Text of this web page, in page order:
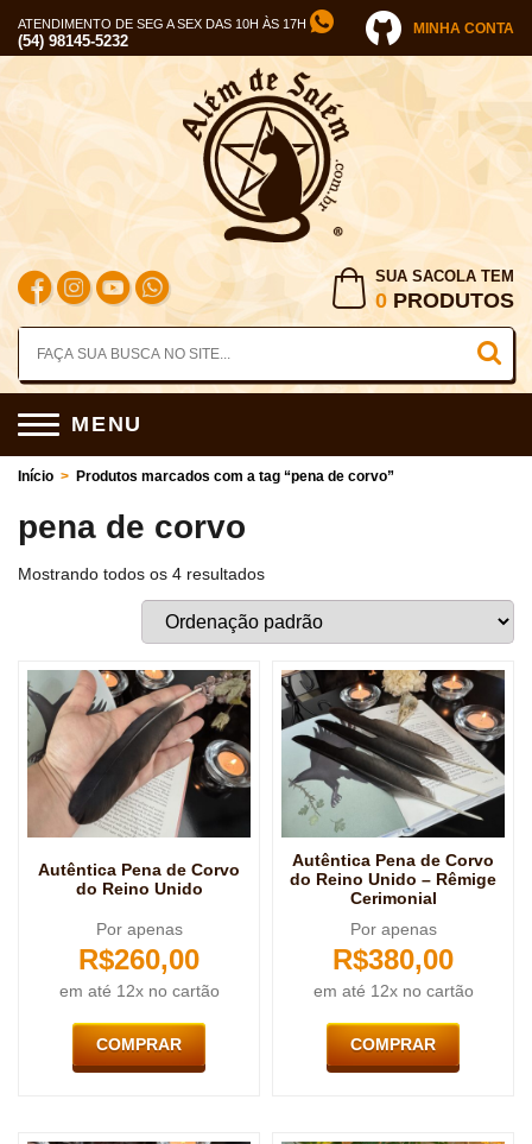
ATENDIMENTO DE SEG A SEX DAS 10H ÀS 17H
(54) 98145-5232
MINHA CONTA
SUA SACOLA TEM
0 PRODUTOS
MENU
Início > Produtos marcados com a tag “pena de corvo”
pena de corvo
Mostrando todos os 4 resultados
Autêntica Pena de Corvo
do Reino Unido
Por apenas
R$260,00
em até 12x no cartão
COMPRAR
Autêntica Pena de Corvo
do Reino Unido – Rêmige
Cerimonial
Por apenas
R$380,00
em até 12x no cartão
COMPRAR